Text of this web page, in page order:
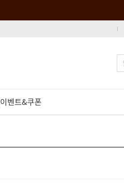
이벤트&쿠폰